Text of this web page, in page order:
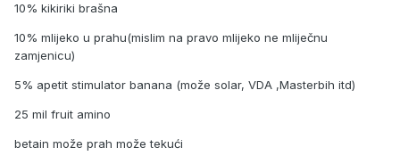
10% kikiriki brašna
10% mlijeko u prahu(mislim na pravo mlijeko ne mliječnu
zamjenicu)
5% apetit stimulator banana (može solar, VDA ,Masterbih itd)
25 mil fruit amino
betain može prah može tekući